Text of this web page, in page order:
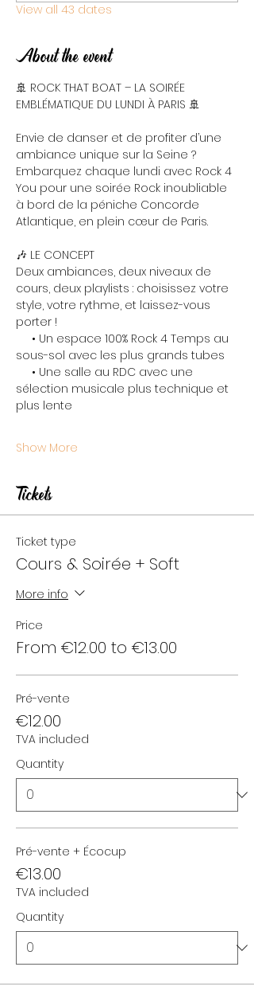
View all 43 dates
About the event
🚢 ROCK THAT BOAT – LA SOIRÉE
EMBLÉMATIQUE DU LUNDI À PARIS 🚢
Envie de danser et de profiter d’une
ambiance unique sur la Seine ?
Embarquez chaque lundi avec Rock 4
You pour une soirée Rock inoubliable
à bord de la péniche Concorde
Atlantique, en plein cœur de Paris.
🎶 LE CONCEPT
Deux ambiances, deux niveaux de
cours, deux playlists : choisissez votre
style, votre rythme, et laissez-vous
porter !
• Un espace 100% Rock 4 Temps au
sous-sol avec les plus grands tubes
• Une salle au RDC avec une
sélection musicale plus technique et
plus lente
Show More
Tickets
Ticket type
Cours & Soirée + Soft
More info
Price
From €12.00 to €13.00
Pré-vente
€12.00
TVA included
Quantity
Pré-vente + Écocup
€13.00
TVA included
Quantity